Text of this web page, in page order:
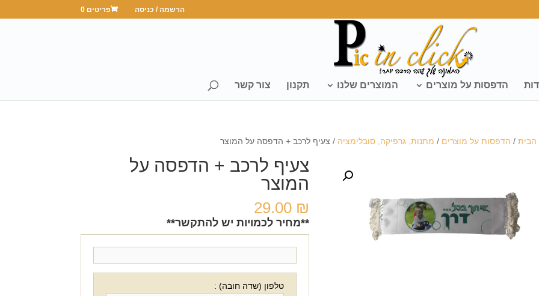
הרשמה / כניסה פריטים 0
הדפסות על מוצרים המוצרים שלנו תקנון צור קשר
הבית/ הדפסות על מוצרים / מתנות, גרפיקה, סובלימציה / צעיף לרכב + הדפסה על המוצר
צעיף לרכב + הדפסה על
המוצר
29.00 ₪
**מחיר לכמויות יש להתקשר**
טלפון (שדה חובה) :